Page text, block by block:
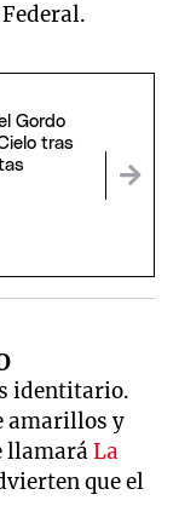
Gordo
tras
identitario.
amarillos y
llamaráLa
que el